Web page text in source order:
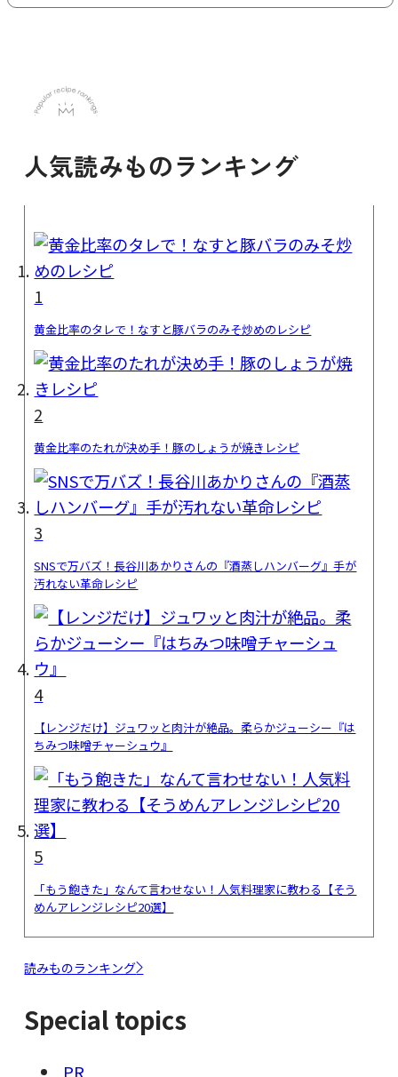
人気読みものランキング
1
黄金比率のタレで！なすと豚バラのみそ炒めのレシピ
2
黄金比率のたれが決め手！豚のしょうが焼きレシピ
3
SNSで万バズ！長谷川あかりさんの『酒蒸しハンバーグ』手が
汚れない革命レシピ
4
【レンジだけ】ジュワッと肉汁が絶品。柔らかジューシー『は
ちみつ味噌チャーシュウ』
5
「もう飽きた」なんて言わせない！人気料理家に教わる【そう
めんアレンジレシピ20選】
読みものランキング
Special topics
PR